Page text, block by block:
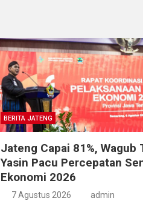
BERITA JATENG
Jateng Capai 81%, Wagub
Yasin Pacu Percepatan
Ekonomi 2026
7 Agustus 2026 admin